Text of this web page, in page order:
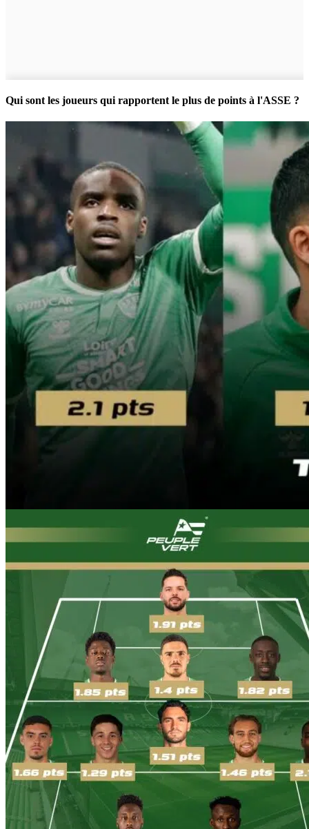
Qui sont les joueurs qui rapportent le plus de points à l'ASSE ?